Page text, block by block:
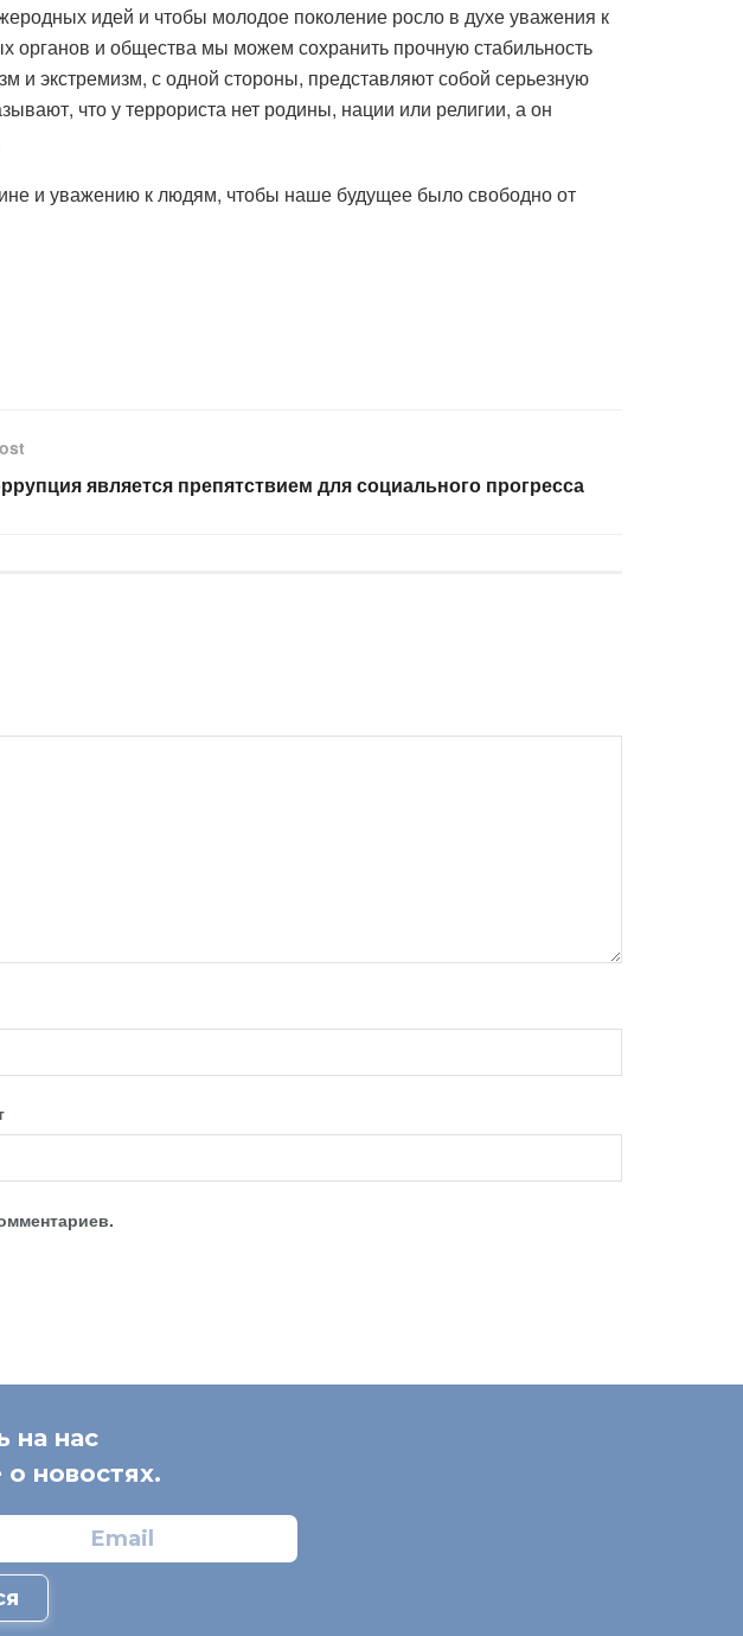
идей и чтобы молодое поколение росло в духе уважения к
органов и общества мы можем сохранить прочную стабильность
и экстремизм, с одной стороны, представляют собой серьезную
что у террориста нет родины, нации или религии, а он
и уважению к людям, чтобы наше будущее было свободно от
является препятствием для социального прогресса
на нас
новостях.